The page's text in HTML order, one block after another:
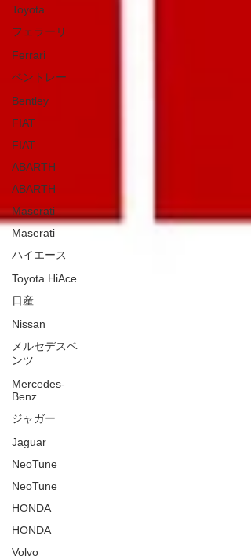
Toyota
フェラーリ
Ferrari
ベントレー
Bentley
FIAT
FIAT
ABARTH
ABARTH
Maserati
Maserati
ハイエース
Toyota HiAce
日産
Nissan
メルセデスベ
ンツ
Mercedes-
Benz
ジャガー
Jaguar
NeoTune
NeoTune
HONDA
HONDA
Volvo